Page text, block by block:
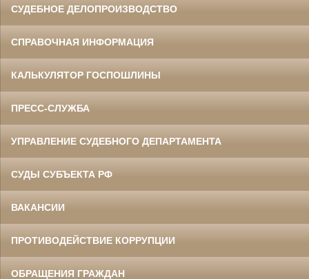
СУДЕБНОЕ ДЕЛОПРОИЗВОДСТВО
СПРАВОЧНАЯ ИНФОРМАЦИЯ
КАЛЬКУЛЯТОР ГОСПОШЛИНЫ
ПРЕСС-СЛУЖБА
УПРАВЛЕНИЕ СУДЕБНОГО ДЕПАРТАМЕНТА
СУДЫ СУБЪЕКТА РФ
ВАКАНСИИ
ПРОТИВОДЕЙСТВИЕ КОРРУПЦИИ
ОБРАЩЕНИЯ ГРАЖДАН